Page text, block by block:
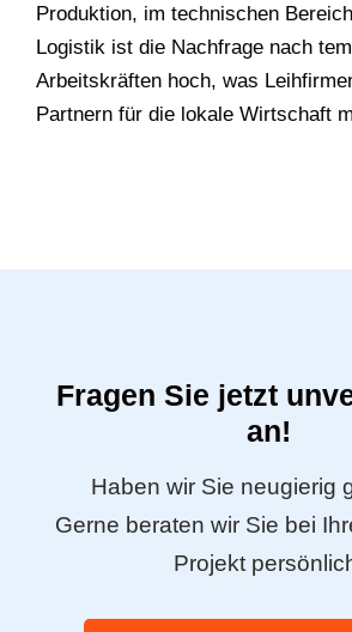
Produktion, im technischen
Logistik ist die Nachfrage nach
Arbeitskräften hoch, was
Partnern für die lokale Wirtschaft
Fragen Sie jetzt
an!
Haben wir Sie neugierig
Gerne beraten wir Sie bei
Projekt